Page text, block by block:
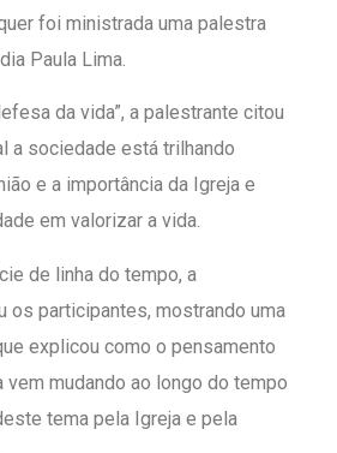
foi ministrada uma palestra
Paula Lima.
da vida”, a palestrante citou
a sociedade está trilhando
e a importância da Igreja e
em valorizar a vida.
de linha do tempo, a
os participantes, mostrando uma
explicou como o pensamento
mudando ao longo do tempo
tema pela Igreja e pela